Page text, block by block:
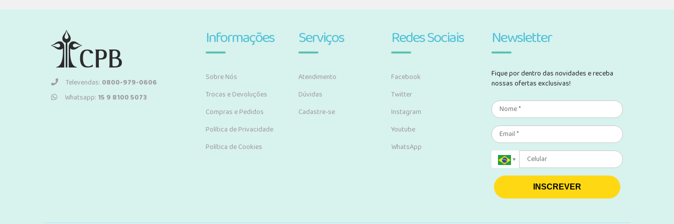
Televendas: 0800-979-0606
Whatsapp: 15 9 8100 5073
Informações
Sobre Nós
Trocas e Devoluções
Compras e Pedidos
Política de Privacidade
Política de Cookies
Serviços
Atendimento
Dúvidas
Cadastre-se
Redes Sociais
Facebook
Twitter
Instagram
Youtube
WhatsApp
Newsletter
Fique por dentro das novidades e receba
nossas ofertas exclusivas!
INSCREVER